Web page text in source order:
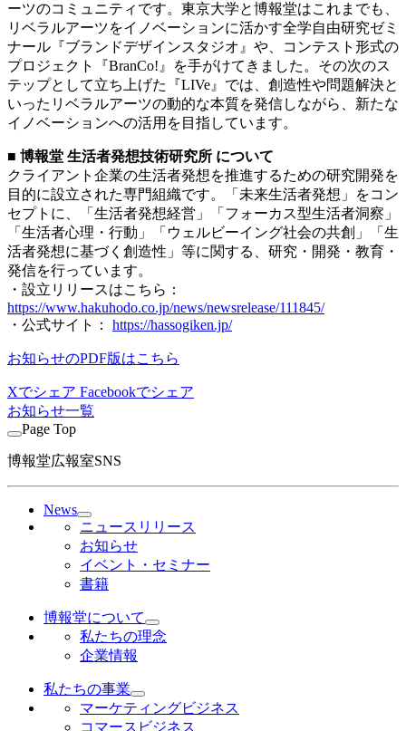
ーツのコミュニティです。東京大学と博報堂はこれまでも、
リベラルアーツをイノベーションに活かす全学自由研究ゼミ
ナール『ブランドデザインスタジオ』や、コンテスト形式の
プロジェクト『BranCo!』を手がけてきました。その次のス
テップとして立ち上げた『LIVe』では、創造性や問題解決と
いったリベラルアーツの動的な本質を発信しながら、新たな
イノベーションへの活用を目指しています。
■ 博報堂 生活者発想技術研究所 について
クライアント企業の生活者発想を推進するための研究開発を
目的に設立された専門組織です。「未来生活者発想」をコン
セプトに、「生活者発想経営」「フォーカス型生活者洞察」
「生活者心理・行動」「ウェルビーイング社会の共創」「生
活者発想に基づく創造性」等に関する、研究・開発・教育・
発信を行っています。
・設立リリースはこちら：
https://www.hakuhodo.co.jp/news/newsrelease/111845/
・公式サイト： https://hassogiken.jp/
お知らせのPDF版はこちら
Xでシェア Facebookでシェア
お知らせ一覧
Page Top
博報堂広報室SNS
News
ニュースリリース
お知らせ
イベント・セミナー
書籍
博報堂について
私たちの理念
企業情報
私たちの事業
マーケティングビジネス
コマースビジネス